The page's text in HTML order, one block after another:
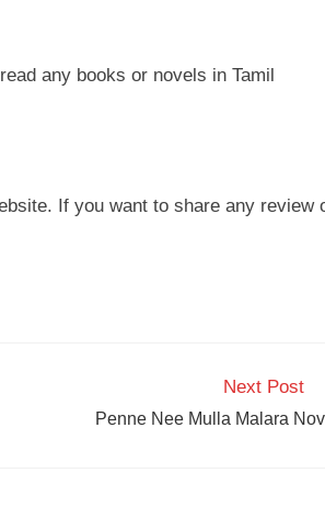
any books or novels in Tamil
If you want to share any review
Next Post
Penne Nee Mulla Malara